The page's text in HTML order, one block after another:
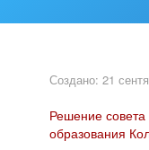
Создано: 21
Решение совета
образования